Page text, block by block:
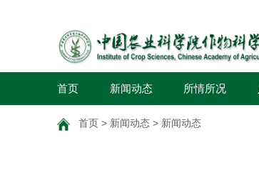
首页 新闻动态 所情所况
首页 > 新闻动态 > 新闻动态